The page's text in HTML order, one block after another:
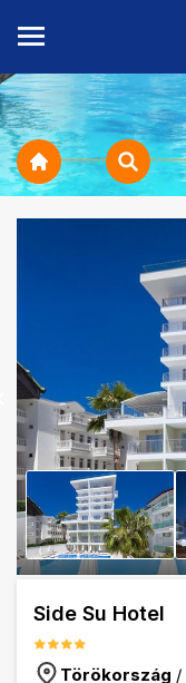
Side Su Hotel
Törökország /